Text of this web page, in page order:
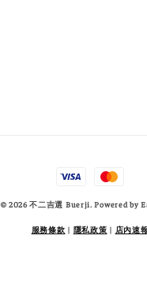
© 2026 不二吉選 Buerji. Powered by
服務條款 | 隱私政策 | 店內速